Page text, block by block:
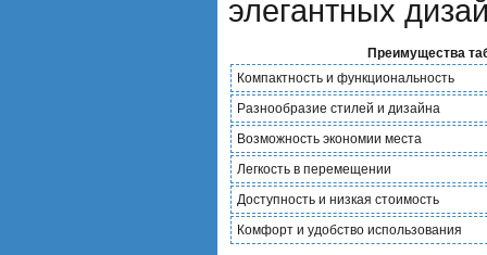
элегантных
Преимущества
Компактность и функциональность
Разнообразие стилей и дизайна
Возможность экономии места
Легкость в перемещении
Доступность и низкая стоимость
Комфорт и удобство использования